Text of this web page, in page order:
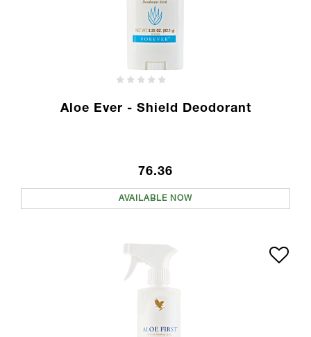
Aloe Ever - Shield Deodorant
76.36
AVAILABLE NOW